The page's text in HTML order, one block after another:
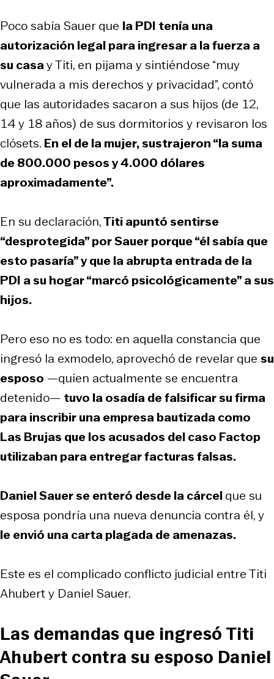
Poco sabía Sauer que la PDI tenía una
autorización legal para ingresar a la fuerza a
su casay Titi, en pijama y sintiéndose “muy
vulnerada a mis derechos y privacidad”, contó
que las autoridades sacaron a sus hijos (de 12,
14 y 18 años) de sus dormitorios y revisaron los
clósets. En el de la mujer, sustrajeron “la suma
de 800.000 pesos y 4.000 dólares
aproximadamente”.
En su declaración,Titi apuntó sentirse
“desprotegida” por Sauer porque “él sabía que
esto pasaría” y que la abrupta entrada de la
PDI a su hogar “marcó psicológicamente” a sus
hijos.
Pero eso no es todo: en aquella constancia que
ingresó la exmodelo, aprovechó de revelar que su
esposo —quien actualmente se encuentra
detenido— tuvo la osadía de falsificar su firma
para inscribir una empresa bautizada como
Las Brujas que los acusados del caso Factop
utilizaban para entregar facturas falsas.
Daniel Sauer se enteró desde la cárcelque su
esposa pondría una nueva denuncia contra él, y
le envió una carta plagada de amenazas.
Este es el complicado conflicto judicial entre Titi
Ahubert y Daniel Sauer.
Las demandas que ingresó Titi
Ahubert contra su esposo Daniel